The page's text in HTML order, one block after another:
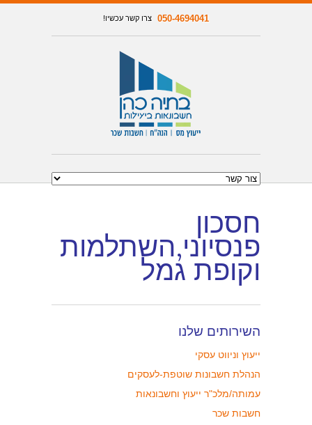
050-4694041 צרו קשר עכשיו!
חסכון
פנסיוני,השתלמות
וקופת גמל
השירותים שלנו
ייעוץ וניווט עסקי
הנהלת חשבונות שוטפת-לעסקים
עמותה/מלכ"ר ייעוץ וחשבונאות
חשבות שכר